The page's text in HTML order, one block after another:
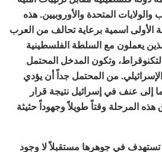
والولايات المتحدة والأوروبيين. هذه
الأولى اسمية برعاية تحالف من العرب
يعملون مع السلطة الفلسطينية
وتكون المدخل المحتمل
من المحتمل جداً أن يؤدي
إلى عنف في إسرائيل نتيجة قرار
المرحلة وقتاً طويلاً وجهوداً حثيثة
في جوهرها مستقبلاً لا وجود